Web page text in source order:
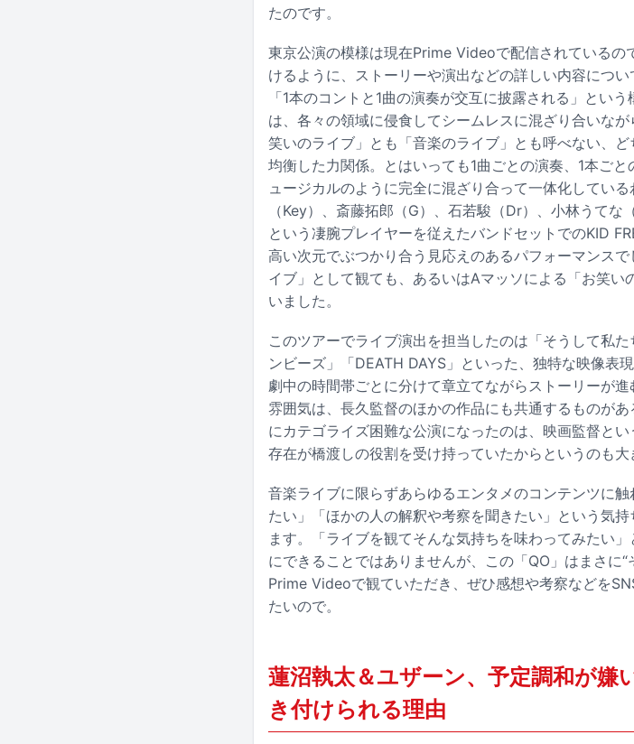
たのです。
東京公演の模様は現在Prime Videoで配信されている
けるように、ストーリーや演出などの詳しい内容につ
「1本のコントと1曲の演奏が交互に披露される」とい
は、各々の領域に侵食してシームレスに混ざり合いな
笑いのライブ」とも「音楽のライブ」とも呼べない、
均衡した力関係。とはいっても1曲ごとの演奏、1本ご
ュージカルのように完全に混ざり合って一体化してい
（Key）、斎藤拓郎（G）、石若駿（Dr）、小林うて
という凄腕プレイヤーを従えたバンドセットでのKID
高い次元でぶつかり合う見応えのあるパフォーマンス
イブ」として観ても、あるいはAマッソによる「お笑
いました。
このツアーでライブ演出を担当したのは「そうして私
ンビーズ」「DEATH DAYS」といった、独特な映像表
劇中の時間帯ごとに分けて章立てながらストーリーが
雰囲気は、長久監督のほかの作品にも共通するものが
にカテゴライズ困難な公演になったのは、映画監督と
存在が橋渡しの役割を受け持っていたからというのも大
音楽ライブに限らずあらゆるエンタメのコンテンツに
たい」「ほかの人の解釈や考察を聞きたい」という気
ます。「ライブを観てそんな気持ちを味わってみたい
にできることではありませんが、この「QO」はまさに
Prime Videoで観ていただき、ぜひ感想や考察などを
たいので。
蓮沼執太＆ユザーン、予定調和が嫌
き付けられる理由